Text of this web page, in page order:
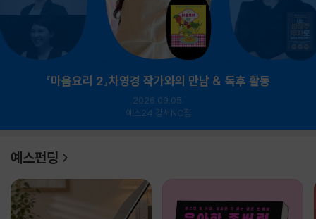
『마음요리 2』차영경 작가와의 만남 & 독후 활동
2026.09.05.
예스24 강서NC점
예스펀딩